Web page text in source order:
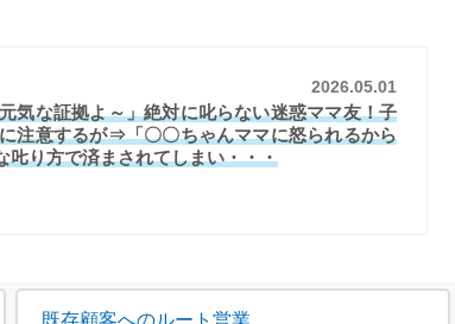
2026.05.01
気な証拠よ～」絶対に叱らない迷惑ママ友！子
注意するが⇒「〇〇ちゃんママに怒られるから
𠮟り方で済まされてしまい・・・
既存顧客へのルート営業